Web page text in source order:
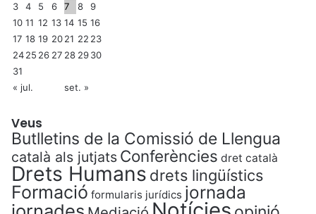
3
4 5 6 7 8
9
10 11 12 13 14 15 16
17 18 19 2021 22 23
2425 26 27 28 2930
31
« jul.
set. »
Veus
Butlletins de la Comissió de Llengua
català als jutjats Conferències dret català
Drets Humans drets lingüístics
Formació formularis jurídics jornada